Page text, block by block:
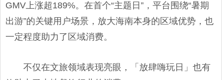
GMV上涨超189%。在首个“主题日”，平台围绕“暑期
出游”的关键用户场景，放大海南本身的区域优势，也
一定程度助力了区域消费。
不仅在文旅领域表现亮眼，「放肆嗨玩日」也有